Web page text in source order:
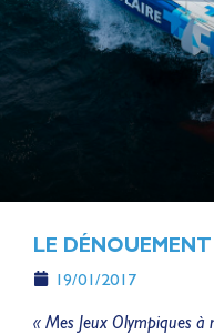
LE
19/01/2017
« Mes Jeux Olympiques à